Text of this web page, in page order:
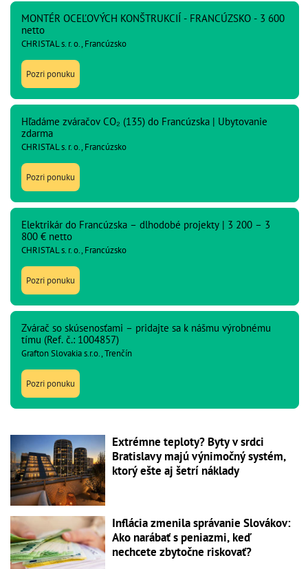
MONTÉR OCEĽOVÝCH KONŠTRUKCIÍ - FRANCÚZSKO - 3 600
netto
CHRISTAL s. r. o., Francúzsko
Pozri ponuku
Hľadáme zváračov CO₂ (135) do Francúzska | Ubytovanie
zdarma
CHRISTAL s. r. o., Francúzsko
Pozri ponuku
Elektrikár do Francúzska – dlhodobé projekty | 3 200 – 3
800 € netto
CHRISTAL s. r. o., Francúzsko
Pozri ponuku
Zvárač so skúsenosťami – pridajte sa k nášmu výrobnému
tímu (Ref. č.: 1004857)
Grafton Slovakia s.r.o., Trenčín
Pozri ponuku
Extrémne teploty? Byty v srdci
Bratislavy majú výnimočný systém,
ktorý ešte aj šetrí náklady
Inflácia zmenila správanie Slovákov:
Ako narábať s peniazmi, keď
nechcete zbytočne riskovať?